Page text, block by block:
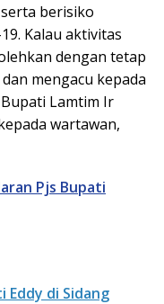
berisiko
Kalau aktivitas
dengan tetap
mengacu kepada
Lamtim Ir
wartawan,
Pjs Bupati
Eddy di Sidang